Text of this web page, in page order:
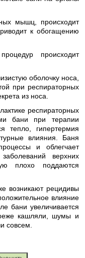
мышц, происходит
к обогащению
происходит
оболочку носа,
при респираторных
из носа.
респираторных
бани при терапии
тепло, гипертермия
влияния. Баня
и облегчает
верхних
плохо поддаются
возникают рецидивы
влияние
бани увеличивается
реже кашляли, шумы и
совсем.